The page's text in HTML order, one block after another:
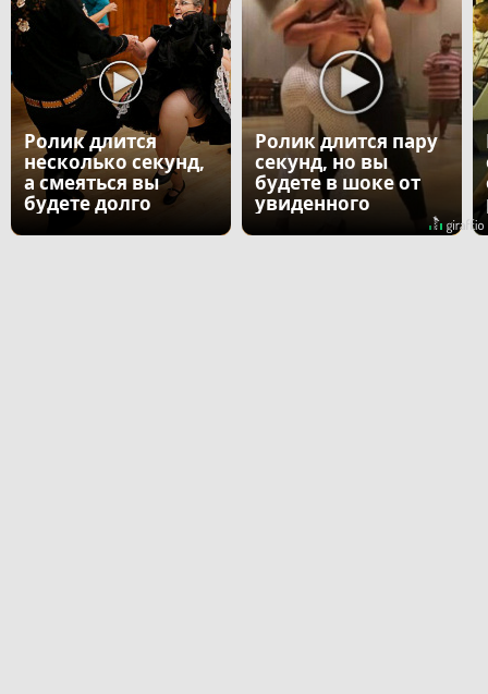
Ролик длится
несколько секунд,
а смеяться вы
будете долго
Ролик длится пару
секунд, но вы
будете в шоке от
увиденного